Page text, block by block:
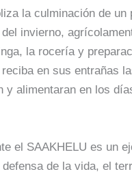
la culminación de un
invierno,
la rocería y
en sus entrañas
y alimentaran en los
el SAAKHELU es un
de la vida, el